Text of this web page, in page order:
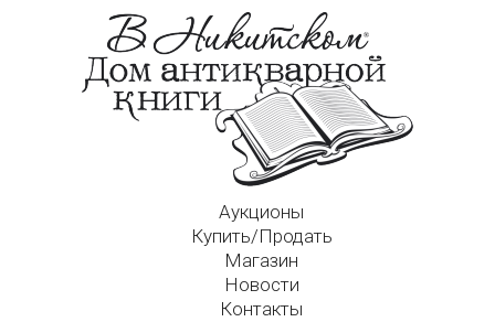
Аукционы
Купить/Продать
Магазин
Новости
Контакты